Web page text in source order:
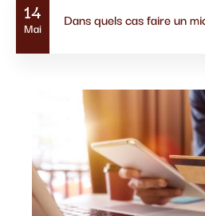
14
Mai Dans quels cas faire un